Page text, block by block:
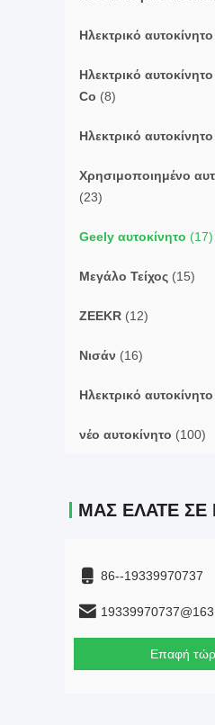
Ηλεκτρικό
Ηλεκτρικό
Co (8)
Ηλεκτρικό αυτοκίνητο
Χρησιμοποιημένο
(23)
Geely αυτοκίνητο (17)
Μεγάλο Τείχος (15)
ZEEKR (12)
Νισάν (16)
Ηλεκτρικό
νέο αυτοκίνητο (100)
86--19339970737
Επαφή